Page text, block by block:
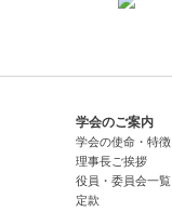
学会のご案内
学会の使命・特徴
理事長ご挨拶
役員・委員会一覧
定款